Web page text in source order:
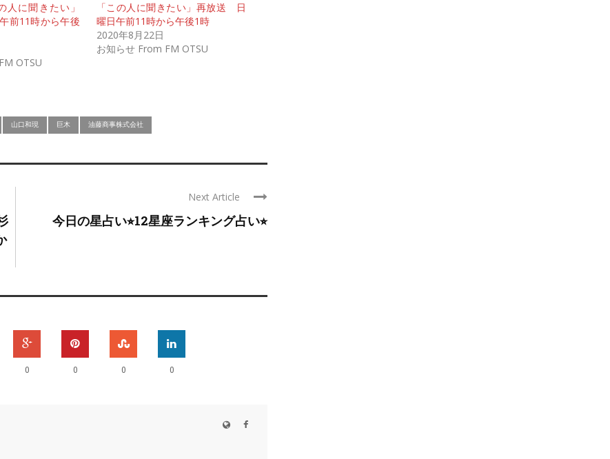
人に聞きたい」
前11時から午後
OTSU
「この人に聞きたい」再放送 日
曜日午前11時から午後1時
2020年8月22日
お知らせ From FM OTSU
山口和現 巨木 油藤商事株式会社
Next Article
今日の星占い⭐︎12星座ランキング占い⭐︎
0 0 0 0